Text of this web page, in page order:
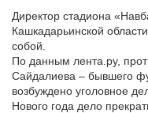
Директор стадиона
Кашкадарьинской
собой.
По данным лента.ру,
Сайдалиева – бывшего
возбуждено уголовное
Нового года дело